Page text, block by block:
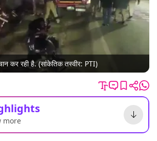
कर रही है. (सांकेतिक तस्वीर: PTI)
more